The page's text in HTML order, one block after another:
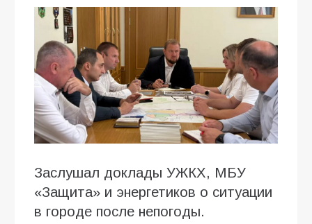
Заслушал доклады УЖКХ, МБУ
«Защита» и энергетиков о ситуации
в городе после непогоды.